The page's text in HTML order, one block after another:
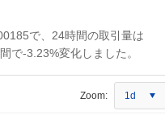
で、24時間の取引量は
で-3.23%変化しました。
Zoom: 1d